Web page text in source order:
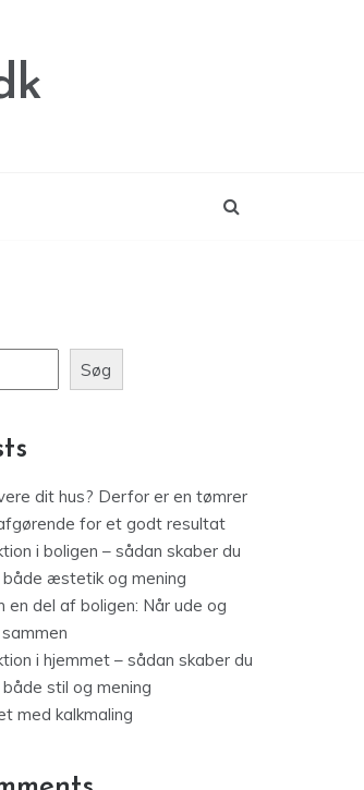
Søg
dit hus? Derfor er en tømrer
for et godt resultat
i boligen – sådan skaber du
æstetik og mening
en del af boligen: Når ude og
i hjemmet – sådan skaber du
stil og mening
med kalkmaling